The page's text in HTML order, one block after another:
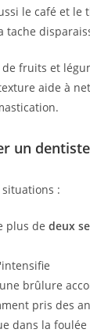
le café et le
tache
fruits et
aide à
un
situations :
plus de deux
brûlure
pris des
dans la foulée